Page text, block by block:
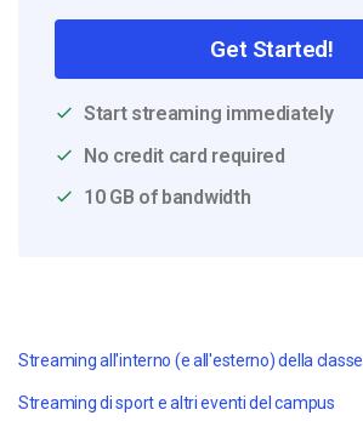
Get Started!
Start streaming immediately
No credit card required
10 GB of bandwidth
Streaming all'interno (e all'esterno) della classe
Streaming di sport e altri eventi del campus